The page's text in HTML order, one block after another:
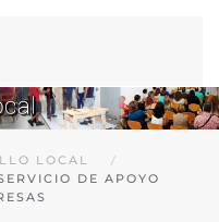
LOCAL
DE APOYO